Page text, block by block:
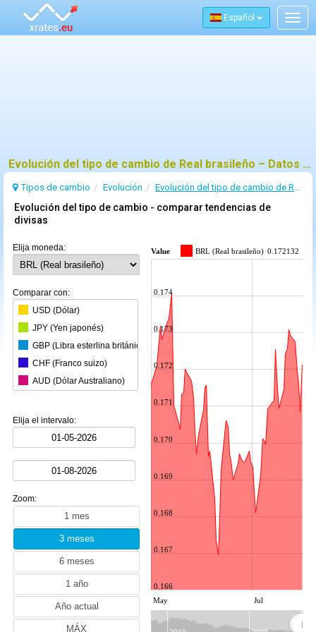
Español
Evolución del tipo de cambio de Real brasileño – Datos oficiales del BCE y tendencias
Tipos de cambio Evolución Evolución del tipo de cambio de Real brasileño
Evolución del tipo de cambio - comparar tendencias de
divisas
Elija moneda:
Comparar con:
USD (Dólar)
JPY (Yen japonés)
GBP (Libra esterlina británica)
CHF (Franco suizo)
AUD (Dólar Australiano)
CNY (Yuan chino)
KRW (Won surcoreano)
MXN (Peso mexicano)
SGD (Dólar de Singapur)
SEK (Corona sueca)
NZD (Dólar neozelandés)
ZAR (Rand sudafricano)
TRY (Lira turca)
PLN (Esloti polaco)
MYR (Ringgit malasio)
NOK (Corona noruega)
Elija el intervalo:
Zoom:
Value BRL (Real brasileño) 0.172132
May Jul
0.166
0.167
0.168
0.169
0.170
0.171
0.172
0.173
0.174